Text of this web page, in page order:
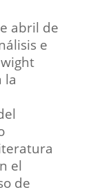
abril de
e
la
el
de